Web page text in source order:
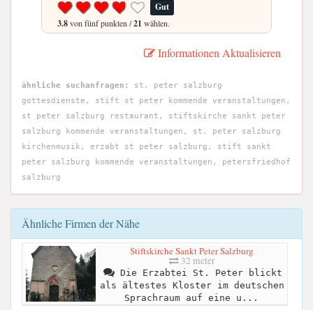
Gut
3.8von fünf punkten /21 wählen.
Informationen Aktualisieren
ähnliche suchanfragen:
st. peter salzburg
gottesdienste, stift st peter kommende veranstaltungen,
st peter salzburg restaurant, stiftskirche sankt peter
salzburg kommende veranstaltungen, st. peter salzburg
kirchenmusik, erzabt st peter salzburg, stift sankt
peter salzburg kommende veranstaltungen, petersfriedhof
salzburg
Ähnliche Firmen der Nähe
Stiftskirche Sankt Peter Salzburg
32 meter
Die Erzabtei St. Peter blickt
als ältestes Kloster im deutschen
Sprachraum auf eine u...